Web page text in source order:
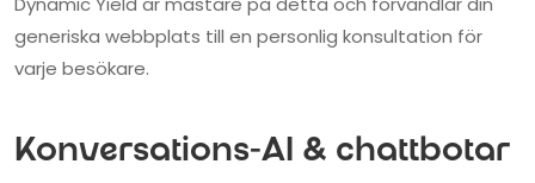
generiska webbplats till en personlig konsultation för
varje besökare.
Konversations-AI & chattbotar